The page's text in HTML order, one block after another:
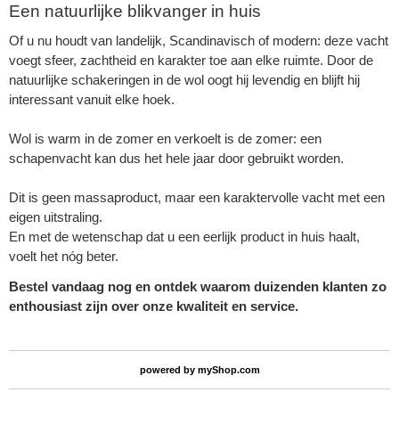
Een natuurlijke blikvanger in huis
Of u nu houdt van landelijk, Scandinavisch of modern: deze vacht
voegt sfeer, zachtheid en karakter toe aan elke ruimte. Door de
natuurlijke schakeringen in de wol oogt hij levendig en blijft hij
interessant vanuit elke hoek.
Wol is warm in de zomer en verkoelt is de zomer: een
schapenvacht kan dus het hele jaar door gebruikt worden.
Dit is geen massaproduct, maar een karaktervolle vacht met een
eigen uitstraling.
En met de wetenschap dat u een eerlijk product in huis haalt,
voelt het nóg beter.
Bestel vandaag nog en ontdek waarom duizenden klanten zo
enthousiast zijn over onze kwaliteit en service.
powered by myShop.com